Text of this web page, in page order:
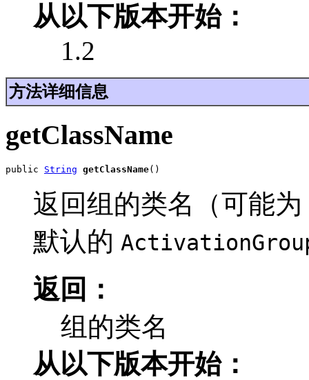
从以下版本开始：
1.2
方法详细信息
getClassName
public String getClassName()
返回组的类名（可能为
默认的
返回：
组的类名
从以下版本开始：